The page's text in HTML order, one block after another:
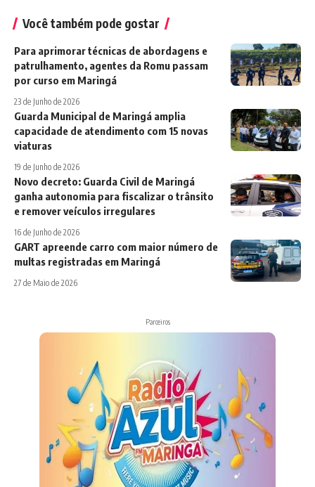
Você também pode gostar
Para aprimorar técnicas de abordagens e
patrulhamento, agentes da Romu passam
por curso em Maringá
23 de Junho de 2026
Guarda Municipal de Maringá amplia
capacidade de atendimento com 15 novas
viaturas
19 de Junho de 2026
Novo decreto: Guarda Civil de Maringá
ganha autonomia para fiscalizar o trânsito
e remover veículos irregulares
16 de Junho de 2026
GART apreende carro com maior número de
multas registradas em Maringá
27 de Maio de 2026
Parceiros